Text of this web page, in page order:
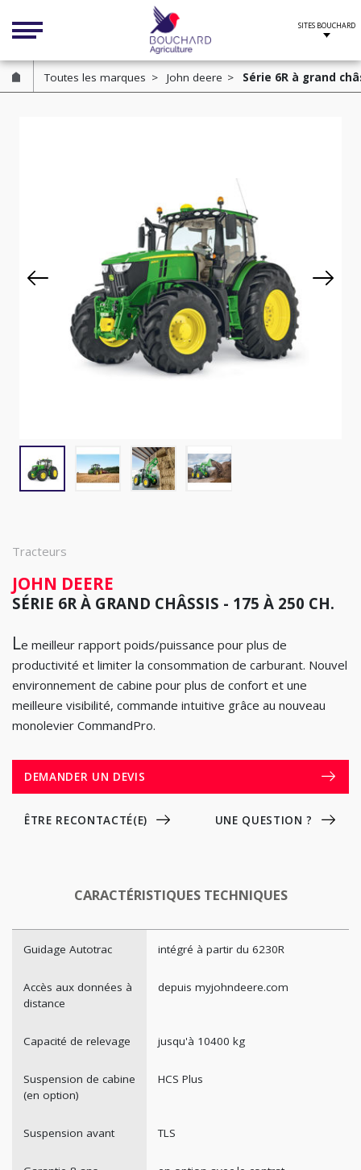
Toutes les marques John deere Série 6R à grand
Tracteurs
JOHN DEERE
SÉRIE 6R À GRAND CHÂSSIS - 175 À 250 CH.
Le meilleur rapport poids/puissance pour plus de
productivité et limiter la consommation de carburant. Nouvel
environnement de cabine pour plus de confort et une
meilleure visibilité, commande intuitive grâce au nouveau
monolevier CommandPro.
DEMANDER UN DEVIS
ÊTRE RECONTACTÉ(E) UNE QUESTION ?
CARACTÉRISTIQUES TECHNIQUES
Guidage Autotrac intégré à partir du 6230R
Accès aux données à
distance
depuis myjohndeere.com
Capacité de relevage jusqu'à 10400 kg
Suspension de cabine
(en option)
HCS Plus
Suspension avant TLS